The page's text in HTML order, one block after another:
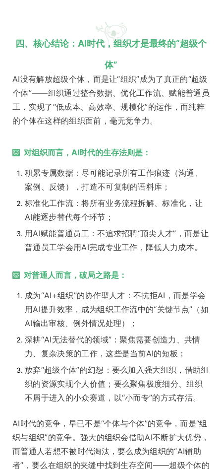
四、核心结论：AI时代，组织才是最终的“超级个
体”
AI没有解放超级个体，而是让“组织”成为了真正的“超级
个体”——组织通过整合数据、优化工作流、赋能普通员
工，实现了“低成本、高效率、规模化”的运作，而纯粹
的个体在这样的组织面前，毫无竞争力。
对组织而言，AI时代的生存法则是：
积累专属数据：尽可能记录所有工作痕迹（沟通、
案例、反馈），打造不可复制的语料库；
标准化工作流：将所有业务流程拆解、标准化，让
AI能逐步替代每个环节；
用AI赋能普通员工：不追求招聘“顶尖人才”，而是让
普通员工学会用AI完成专业工作，降低人力成本。
对普通人而言，破局之路是：
成为“AI+组织”的协作型人才：不抗拒AI，而是学会
用AI提升效率，成为组织工作流中的“关键节点”（如
AI输出审核、例外情况处理）；
深耕“AI无法替代的领域”：聚焦需要创造力、共情
力、复杂决策的工作，这些是当前AI的短板；
放弃“超级个体”的幻想：要么加入强大组织，借助组
织的资源实现个人价值；要么聚焦极度细分、组织
不屑于进入的小众赛道，以“小而专”的方式存活。
AI时代的竞争，早已不是“个体与个体”的竞争，而是“组
织与组织”的竞争。强大的组织会借助AI不断扩大优势，
而普通人若想不被时代淘汰，要么成为组织的“AI辅助
者”，要么在组织的夹缝中找到生存空间——超级个体的